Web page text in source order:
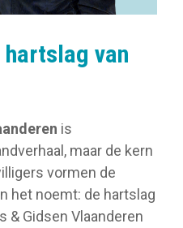
van
is
maar de kern
vormen de
het noemt: de hartslag
& Gidsen Vlaanderen